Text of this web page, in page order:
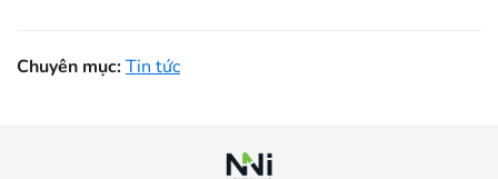
Chuyên mục:Tin tức